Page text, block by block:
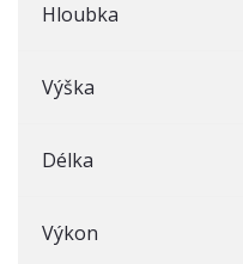
Hloubka
Výška
Délka
Výkon